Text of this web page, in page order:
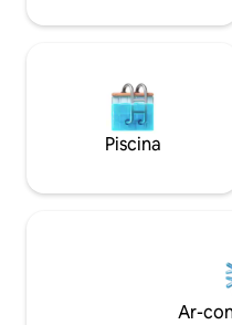
visam ser justas tanto para
Piscina
Ar-